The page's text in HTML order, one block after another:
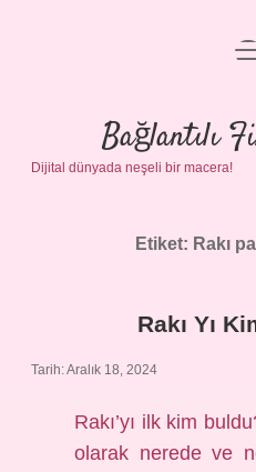
Gizlilik
Yasal
Bağlantılı
Dijital dünyada neşeli bir macera!
Etiket: Rakı
Rakı Yı
Tarih: Aralık 18, 2024
Rakı’yı ilk kim
olarak nerede ve